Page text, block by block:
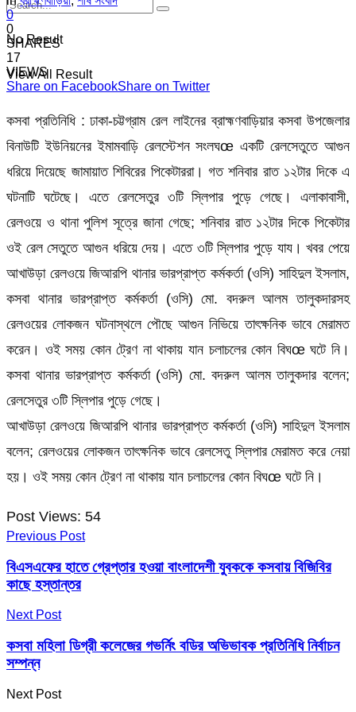
No Result
View All Result
0
0
SHARES
17
VIEWS
Share on FacebookShare on Twitter
কসবা প্রতিনিধি : ঢাকা-চট্টগ্রাম রেল লাইনের ব্রাহ্মণবাড়িয়ার কসবা উপজেলার
বিনাউটি ইউনিয়নের ইমামবাড়ি রেলস্টেশন সংলঘœ একটি রেলসেতুতে আগুন
ধরিয়ে দিয়েছে জামায়াত শিবিরের পিকেটাররা। গত শনিবার রাত ১২টার দিকে এ
ঘটনাটি ঘটেছে। এতে রেলসেতুর ৩টি স্লিপার পুড়ে গেছে। এলাকাবাসী,
রেলওয়ে ও থানা পুলিশ সূত্রে জানা গেছে; শনিবার রাত ১২টার দিকে পিকেটার
ওই রেল সেতুতে আগুন ধরিয়ে দেয়। এতে ৩টি স্লিপার পুড়ে যায। খবর পেয়ে
আখাউড়া রেলওয়ে জিআরপি থানার ভারপ্রাপ্ত কর্মকর্তা (ওসি) সাহিদুল ইসলাম,
কসবা থানার ভারপ্রাপ্ত কর্মকর্তা (ওসি) মো. বদরুল আলম তালুকদারসহ
রেলওয়ের লোকজন ঘটনাস্থলে পৌছে আগুন নিভিয়ে তাৎক্ষনিক ভাবে মেরামত
করেন। ওই সময় কোন ট্রেণ না থাকায় যান চলাচলের কোন বিঘœ ঘটে নি।
কসবা থানার ভারপ্রাপ্ত কর্মকর্তা (ওসি) মো. বদরুল আলম তালুকদার বলেন;
রেলসেতুর ৩টি স্লিপার পুড়ে গেছে।
আখাউড়া রেলওয়ে জিআরপি থানার ভারপ্রাপ্ত কর্মকর্তা (ওসি) সাহিদুল ইসলাম
বলেন; রেলওয়ের লোকজন তাৎক্ষনিক ভাবে রেলসেতু স্লিপার মেরামত করে নেয়া
হয়। ওই সময় কোন ট্রেণ না থাকায় যান চলাচলের কোন বিঘœ ঘটে নি।
Post Views: 54
Previous Post
বিএসএফের হাতে গ্রেপ্তার হওয়া বাংলাদেশী যুবককে কসবায় বিজিবির
কাছে হস্তান্তর
Next Post
কসবা মহিলা ডিগ্রী কলেজের গভর্নিং বডির অভিভাবক প্রতিনিধি নির্বাচন
সম্পন্ন
Next Post